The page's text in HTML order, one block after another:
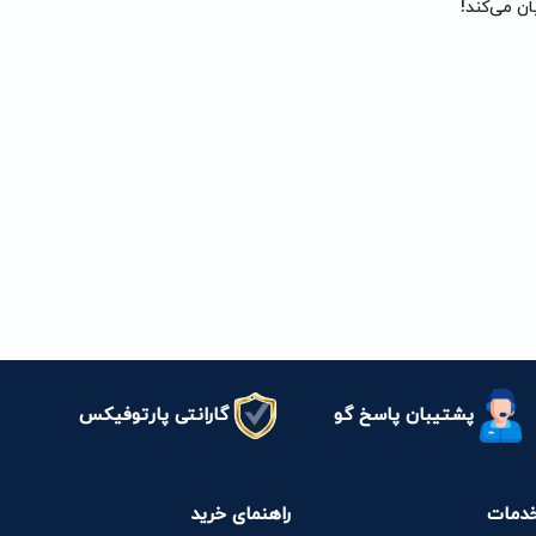
می‌کند!
پشتیبان پاسخ گو گارانتی پارتوفیکس
راهنمای خرید